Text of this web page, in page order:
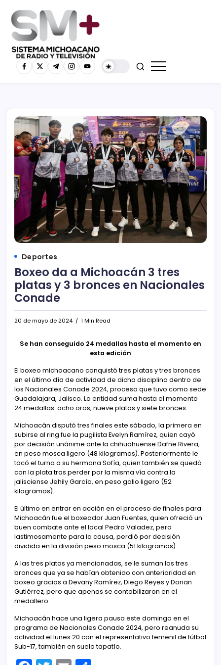
Deportes
Boxeo da a Michoacán 3 tres
platas y 3 bronces en Nacionales
Conade
20 de mayo de 2024 1 Min Read
Se han conseguido 24 medallas hasta el momento en
esta edición
El boxeo michoacano conquistó tres platas y tres bronces
en el último día de actividad de dicha disciplina dentro de
los Nacionales Conade 2024, proceso que tuvo como sede
Guadalajara, Jalisco. La entidad suma hasta el momento
24 medallas: ocho oros, nueve platas y siete bronces.
Michoacán disputó tres finales este sábado, la primera en
subirse al ring fue la pugilista Evelyn Ramírez, quien cayó
por decisión unánime ante la chihuahuense Dafne Rivera,
en peso mosca ligero (48 kilogramos). Posteriormente le
tocó el turno a su hermana Sofía, quien también se quedó
con la plata tras perder por la misma vía contra la
jalisciense Jehily García, en peso gallo ligero (52
kilogramos).
El último en entrar en acción en el proceso de finales para
Michoacán fue el boxeador Juan Fuentes, quien ofreció un
buen combate ante el local Pedro Valadez, pero
lastimosamente para la causa, perdió por decisión
dividida en la división peso mosca (51 kilogramos).
A las tres platas ya mencionadas, se le suman los tres
bronces que ya se habían obtenido con anterioridad en
boxeo gracias a Devany Ramírez, Diego Reyes y Dorian
Gutiérrez, pero que apenas se contabilizaron en el
medallero.
Michoacán hace una ligera pausa este domingo en el
programa de Nacionales Conade 2024, pero reanuda su
actividad el lunes 20 con el representativo femenil de fútbol
Sub-17, también en suelo tapatío.